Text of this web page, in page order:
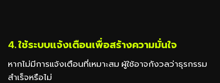
4. ใช้ระบบแจ้งเตือนเพื่อสร้างความมั่นใจ
หากไม่มีการแจ้งเตือนที่เหมาะสม ผู้ใช้อาจกังวลว่าธุรกรรม
สำเร็จหรือไม่